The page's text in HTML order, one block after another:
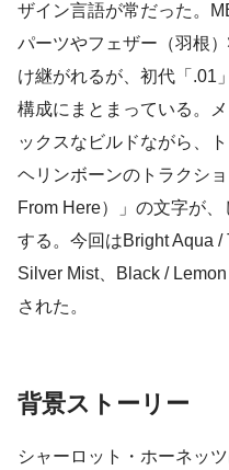
ザイン言語が常だった。
パーツやフェザー（羽根
け継がれるが、初代「.01
構成にまとまっている。
ックスなビルドながら、
ヘリンボーンのトラクシ
From Here）」の文字が
する。今回はBright Aqua
Silver Mist、Black /
された。
背景ストーリー
シャーロット・ホーネッ